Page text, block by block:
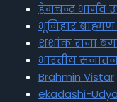
हेमचन्द्र भार्गव
भूमिहार
शशांक राजा
भारतीय
Brahmin Vistar
ekadashi-